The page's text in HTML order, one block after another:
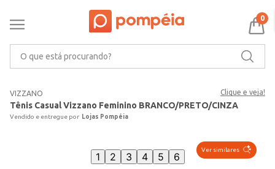
0
VIZZANO Clique e veja!
Tênis Casual Vizzano Feminino BRANCO/PRETO/CINZA
Lojas Pompéia
Ver similares
1 2 3 4 5 6